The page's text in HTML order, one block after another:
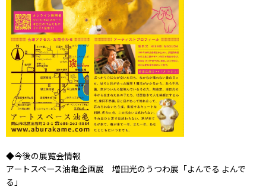
◆今後の展覧会情報
アートスペース油亀企画展 増田光のうつわ展「よんでる よんで
る」